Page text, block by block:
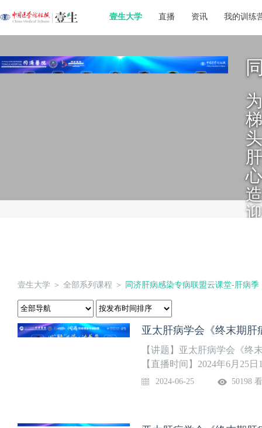
壹生大学 直播 资讯 我的训练
壹生大学 ＞ 全部系列课程 ＞ 同济肝病感染专病联盟云课堂-肝病季
亚太肝病学会《终末期
【讲题】亚太肝病学会《终
【直播时间】2024年6月25
服务同质化，完善感染科人
2024-06-25 50198